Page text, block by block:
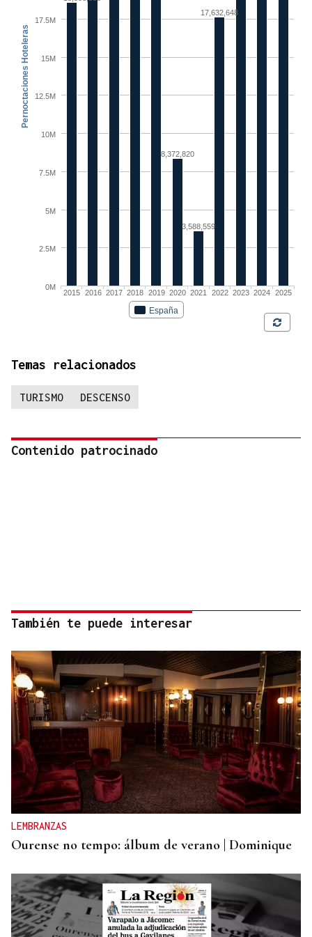
Temas relacionados
TURISMO DESCENSO
Contenido patrocinado
También te puede interesar
LEMBRANZAS
Ourense no tempo: álbum de verano | Dominique